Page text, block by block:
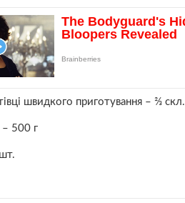
швидкого приготування – ⅔ скл.
– 500 г